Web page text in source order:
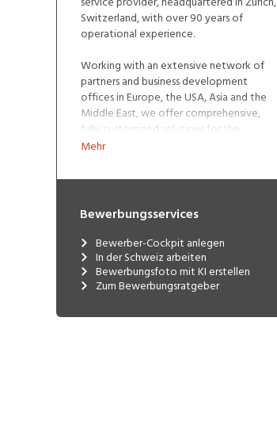
Switzerland, with over 90 years of
operational experience.
Working with an extensive network of
partners and business development
offices in Europe, the USA, Asia and the
Middle East, we offer comprehensive,
fully customized solutions for the
Maintenance, Repair and Overhaul of
components sales business including
500 customers worldwide.
Mehr
Bewerbungsservices
Bewerber-Cockpit anlegen
In der Schweiz arbeiten
Bewerbungsfoto mit KI erstellen
Zum Bewerbungsratgeber